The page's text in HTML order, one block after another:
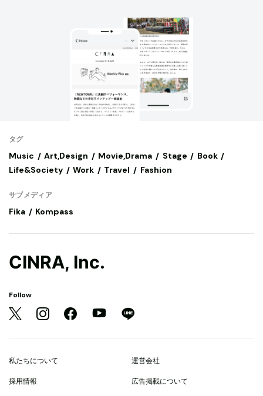
タグ
Music Art,Design Movie,Drama Stage
Book
Life&Society
Work Travel Fashion
サブメディア
Fika Kompass
CINRA, Inc.
Follow
私たちについて 運営会社
採用情報 広告掲載について